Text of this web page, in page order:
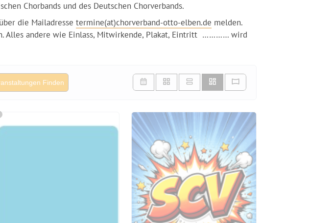
Chorbands und des Deutschen Chorverbands.
die Mailadressetermine(at)chorverband-otto-elben.de melden.
Alles andere wie Einlass, Mitwirkende, Plakat, Eintritt ………… wird
Finden